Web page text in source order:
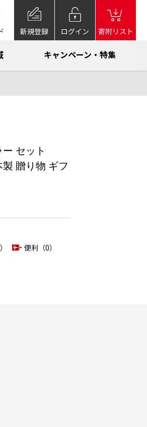
新規登録 ログイン 寄附リスト
キャンペーン・特集
セット
贈り物 ギフ
便利（0）